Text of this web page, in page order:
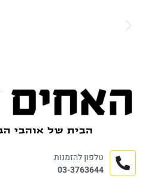
טלפון להזמנות
03-3763644